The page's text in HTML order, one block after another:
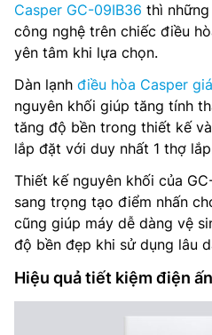
Casper GC-09IB36 thì
công nghệ trên chiếc điều
yên tâm khi lựa chọn.
Dàn lạnh điều hòa Casper
nguyên khối giúp tăng tính
tăng độ bền trong thiết kế
lắp đặt với duy nhất 1 thợ
Thiết kế nguyên khối của
sang trọng tạo điểm nhấn
cũng giúp máy dễ dàng vệ
độ bền đẹp khi sử dụng lâu
Hiệu quả tiết kiệm điện